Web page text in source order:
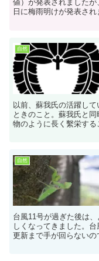
値）が発表されました
日に梅雨明けが発表さ
自然
以前、蘇我氏の活躍し
ときのこと。蘇我氏と
物のように長く繫栄する
自然
台風11号が過ぎた後は
しくなってきました。
更新まで手が回らないの